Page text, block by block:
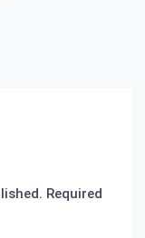
Required